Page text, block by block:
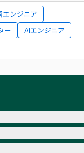
エンジニア
ー
AIエンジニア